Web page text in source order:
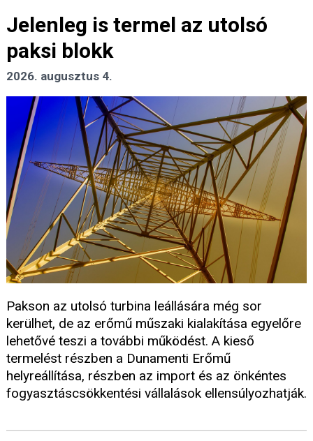
Jelenleg is termel az utolsó
paksi blokk
2026. augusztus 4.
Pakson az utolsó turbina leállására még sor
kerülhet, de az erőmű műszaki kialakítása egyelőre
lehetővé teszi a további működést. A kieső
termelést részben a Dunamenti Erőmű
helyreállítása, részben az import és az önkéntes
fogyasztáscsökkentési vállalások ellensúlyozhatják.